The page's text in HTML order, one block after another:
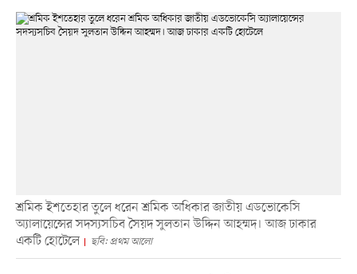
শ্রমিক ইশতেহার তুলে ধরেন শ্রমিক অধিকার জাতীয় এডভোকেসি
অ্যালায়েন্সের সদস্যসচিব সৈয়দ সুলতান উদ্দিন আহম্মদ। আজ ঢাকার
একটি হোটেলে
ছবি: প্রথম আলো